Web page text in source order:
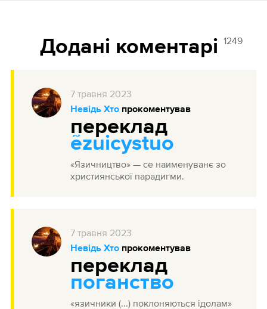
Додані коментарі 1249
7 травня 2023
Невідь Хтопрокоментував
переклад
ẽzuicystuo
«Язичництво» — се наименуванє зо
християнської парадигми.
7 травня 2023
Невідь Хтопрокоментував
переклад
поганство
«язичники (...) поклоняються ідолам»